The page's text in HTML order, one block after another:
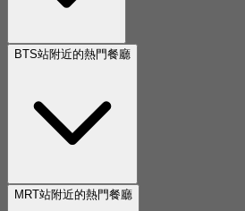
BTS站附近的熱門餐廳
MRT站附近的熱門餐廳